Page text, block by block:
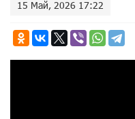
15 Май, 2026 17:22